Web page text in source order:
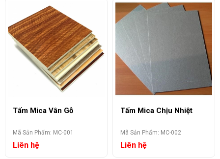
Tấm Mica Vân Gỗ
Mã Sản Phẩm: MC-001
Liên hệ
Tấm Mica Chịu Nhiệt
Mã Sản Phẩm: MC-002
Liên hệ